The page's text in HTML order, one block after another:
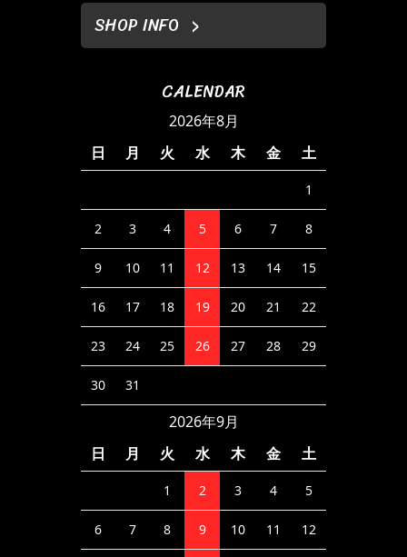
SHOP INFO
CALENDAR
2026年8月
日
月 火 水 木 金 土
1
2 3 4 5 6 7 8
9 10 11 12 13 14 15
16 17 18 19 20 21 22
23 24 25 26 27 28 29
30 31
2026年9月
日
月 火 水 木 金 土
1 2 3 4 5
6 7 8 9 10 11 12